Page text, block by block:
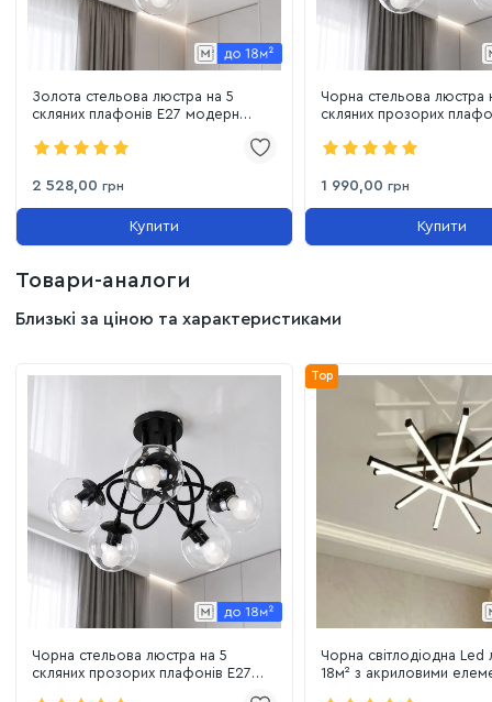
Золота стельова люстра на 5
скляних плафонів E27 модерн
2 528,00 грн
Купити
Чорна стельова люстра
скляних прозорих
1 990,00 грн
Купити
Товари-аналоги
Близькі за ціною та характеристиками
Чорна стельова люстра на 5
скляних прозорих плафонів E27
Top
Чорна світлодіодна Led
18м² з акриловими